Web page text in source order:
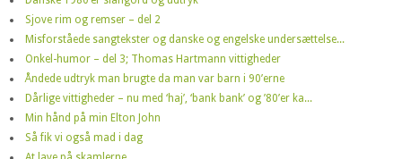
Sjove rim og remser – del 2
Misforståede sangtekster og danske og engelske undersættelse...
Onkel-humor – del 3; Thomas Hartmann vittigheder
Åndede udtryk man brugte da man var barn i 90’erne
Dårlige vittigheder – nu med ‘haj’, ‘bank bank’ og ’80’er ka...
Min hånd på min Elton John
Så fik vi også mad i dag